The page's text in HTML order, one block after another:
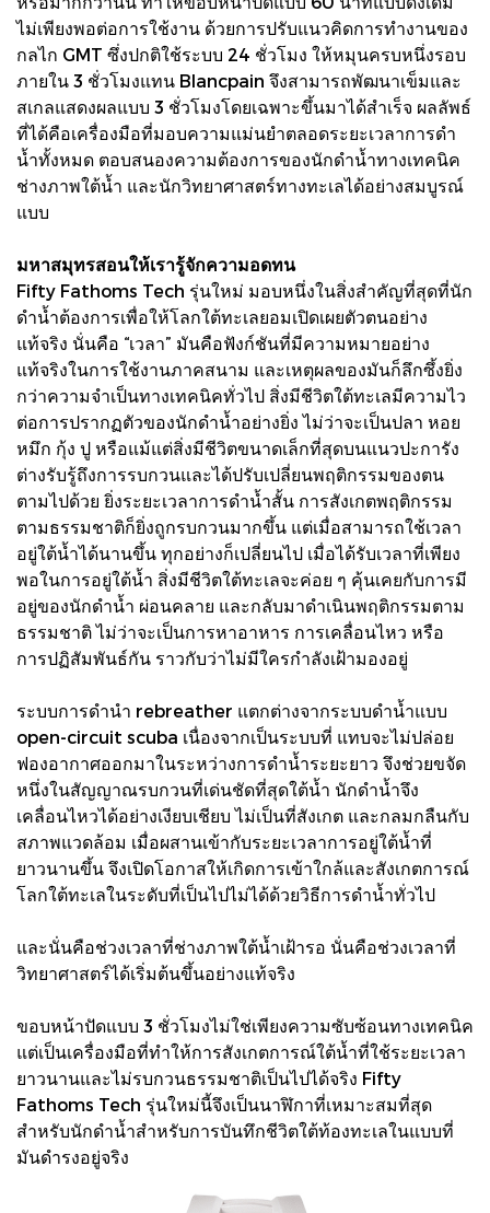
ไม่เพียงพอต่อการใช้งาน ด้วยการปรับแนวคิดการทำงานของ
กลไก GMT ซึ่งปกติใช้ระบบ 24 ชั่วโมง ให้หมุนครบหนึ่งรอบ
ภายใน 3 ชั่วโมงแทน Blancpain จึงสามารถพัฒนาเข็มและ
สเกลแสดงผลแบบ 3 ชั่วโมงโดยเฉพาะขึ้นมาได้สำเร็จ ผลลัพธ์
ที่ได้คือเครื่องมือที่มอบความแม่นยำตลอดระยะเวลาการดำ
น้ำทั้งหมด ตอบสนองความต้องการของนักดำน้ำทางเทคนิค
ช่างภาพใต้น้ำ และนักวิทยาศาสตร์ทางทะเลได้อย่างสมบูรณ์
แบบ
มหาสมุทรสอนให้เรารู้จักความอดทน
Fifty Fathoms Tech รุ่นใหม่ มอบหนึ่งในสิ่งสำคัญที่สุดที่นัก
ดำน้ำต้องการเพื่อให้โลกใต้ทะเลยอมเปิดเผยตัวตนอย่าง
แท้จริง นั่นคือ “เวลา” มันคือฟังก์ชันที่มีความหมายอย่าง
แท้จริงในการใช้งานภาคสนาม และเหตุผลของมันก็ลึกซึ้งยิ่ง
กว่าความจำเป็นทางเทคนิคทั่วไป สิ่งมีชีวิตใต้ทะเลมีความไว
ต่อการปรากฏตัวของนักดำน้ำอย่างยิ่ง ไม่ว่าจะเป็นปลา หอย
หมึก กุ้ง ปู หรือแม้แต่สิ่งมีชีวิตขนาดเล็กที่สุดบนแนวปะการัง
ต่างรับรู้ถึงการรบกวนและได้ปรับเปลี่ยนพฤติกรรมของตน
ตามไปด้วย ยิ่งระยะเวลาการดำน้ำสั้น การสังเกตพฤติกรรม
ตามธรรมชาติก็ยิ่งถูกรบกวนมากขึ้น แต่เมื่อสามารถใช้เวลา
อยู่ใต้น้ำได้นานขึ้น ทุกอย่างก็เปลี่ยนไป เมื่อได้รับเวลาที่เพียง
พอในการอยู่ใต้น้ำ สิ่งมีชีวิตใต้ทะเลจะค่อย ๆ คุ้นเคยกับการมี
อยู่ของนักดำน้ำ ผ่อนคลาย และกลับมาดำเนินพฤติกรรมตาม
ธรรมชาติ ไม่ว่าจะเป็นการหาอาหาร การเคลื่อนไหว หรือ
การปฏิสัมพันธ์กัน ราวกับว่าไม่มีใครกำลังเฝ้ามองอยู่
ระบบการดำนำ rebreather แตกต่างจากระบบดำน้ำแบบ
open-circuit scuba เนื่องจากเป็นระบบที่ แทบจะไม่ปล่อย
ฟองอากาศออกมาในระหว่างการดำน้ำระยะยาว จึงช่วยขจัด
หนึ่งในสัญญาณรบกวนที่เด่นชัดที่สุดใต้น้ำ นักดำน้ำจึง
เคลื่อนไหวได้อย่างเงียบเชียบ ไม่เป็นที่สังเกต และกลมกลืนกับ
สภาพแวดล้อม เมื่อผสานเข้ากับระยะเวลาการอยู่ใต้น้ำที่
ยาวนานขึ้น จึงเปิดโอกาสให้เกิดการเข้าใกล้และสังเกตการณ์
โลกใต้ทะเลในระดับที่เป็นไปไม่ได้ด้วยวิธีการดำน้ำทั่วไป
และนั่นคือช่วงเวลาที่ช่างภาพใต้น้ำเฝ้ารอ นั่นคือช่วงเวลาที่
วิทยาศาสตร์ได้เริ่มต้นขึ้นอย่างแท้จริง
ขอบหน้าปัดแบบ 3 ชั่วโมงไม่ใช่เพียงความซับซ้อนทางเทคนิค
แต่เป็นเครื่องมือที่ทำให้การสังเกตการณ์ใต้น้ำที่ใช้ระยะเวลา
ยาวนานและไม่รบกวนธรรมชาติเป็นไปได้จริง Fifty
Fathoms Tech รุ่นใหม่นี้จึงเป็นนาฬิกาที่เหมาะสมที่สุด
สำหรับนักดำน้ำสำหรับการบันทึกชีวิตใต้ท้องทะเลในแบบที่
มันดำรงอยู่จริง